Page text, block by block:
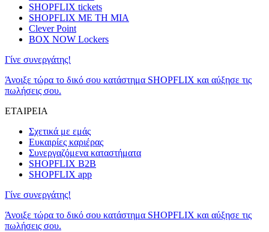
SHOPFLIX tickets
SHOPFLIX ΜΕ ΤΗ ΜΙΑ
Clever Point
BOX NOW Lockers
Γίνε συνεργάτης!
Άνοιξε τώρα το δικό σου κατάστημα SHOPFLIX και αύξησε τις
πωλήσεις σου.
ΕΤΑΙΡΕΙΑ
Σχετικά με εμάς
Ευκαιρίες καριέρας
Συνεργαζόμενα καταστήματα
SHOPFLIX B2B
SHOPFLIX app
Γίνε συνεργάτης!
Άνοιξε τώρα το δικό σου κατάστημα SHOPFLIX και αύξησε τις
πωλήσεις σου.